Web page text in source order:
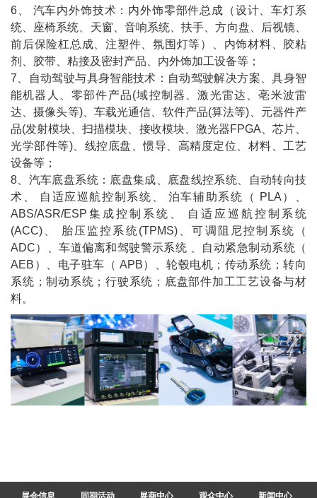
6、 汽车内外饰技术：内外饰零部件总成（设计、车灯系
统、座椅系统、天窗、音响系统、扶手、方向盘、后视镜、
前后保险杠总成、注塑件、氛围灯等）、内饰材料、胶粘
剂、胶带、粘接及密封产品、内外饰加工设备等；
7、自动驾驶与具身智能技术：自动驾驶解决方案、具身智
能机器人、零部件产品(域控制器、激光雷达、亳米波雷
达、摄像头等)、车载光通信、软件产品(算法等)、元器件产
品(发射模块、扫描模块、接收模块、激光器FPGA、芯片、
光学部件等)、线控底盘、惯导、高精度定位、材料、工艺
设备等；
8、汽车底盘系统：底盘集成、底盘线控系统、自动转向技
术、 自适应巡航控制系统、 泊车辅助系统（ PLA）、
ABS/ASR/ESP集成控制系统、 自适应巡航控制系统
(ACC)、 胎压监控系统(TPMS)、可调阻尼控制系统（
ADC）、车道偏离和驾驶警示系统 、自动紧急制动系统（
AEB）、电子驻车（ APB）、轮毂电机；传动系统；转向
系统；制动系统；行驶系统；底盘部件加工工艺设备与材
料。
展会信息 同期活动 展商中心 观众中心 新闻中心